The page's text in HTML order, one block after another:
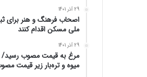
29 آذر 1401
اصحاب فرهنگ و هنر برای
ملی مسکن اقدام کنند
29 آذر 1401
مرغ به قیمت مصوب رسید/
میوه و تره‌بار زیر قیمت